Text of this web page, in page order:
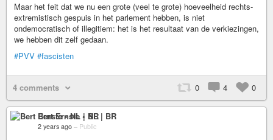
Maar het feit dat we nu een grote (veel te grote) hoeveelheid rechts-
extremistisch gespuis in het parlement hebben, is niet
ondemocratisch of illegitiem: het is het resultaat van de verkiezingen,
we hebben dit zelf gedaan.
#PVV #fascisten
4 comments 0 4 0
Bert Ernste • NL | BR
2 years ago – Public